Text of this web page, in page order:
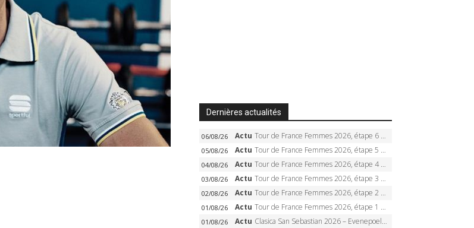
Dernières actualités
06/08/26 Actu Tour de France Femmes 2026, étape 6 – Kim Le Court-Pienaar gagne à Tournon, Reusser en jaune
05/08/26 Actu Tour de France Femmes 2026, étape 5 – Demi Vollering gagne à Belleville, Reusser en jaune, Ferrand-Prévot coule
04/08/26 Actu Tour de France Femmes 2026, étape 4 – Marlen Reusser écrase le chrono, Ferrand-Prévot en crise
03/08/26 Actu Tour de France Femmes 2026, étape 3 – Sigrid Haugset en solitaire, 88 km d’échappée, maillot jaune
02/08/26 Actu Tour de France Femmes 2026, étape 2 – Lorena Wiebes doublé à Genève, Markus héroïque, 7e record
01/08/26 Actu Tour de France Femmes 2026, étape 1 – Lorena Wiebes intouchable à Lausanne, premier maillot jaune
01/08/26 Actu Clasica San Sebastian 2026 – Evenepoel recordman, 4e victoire, Carapaz battu au sprint